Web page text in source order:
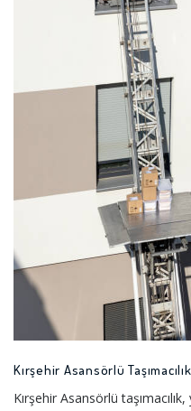
Kırşehir Asansörlü
Kırşehir Asansörlü